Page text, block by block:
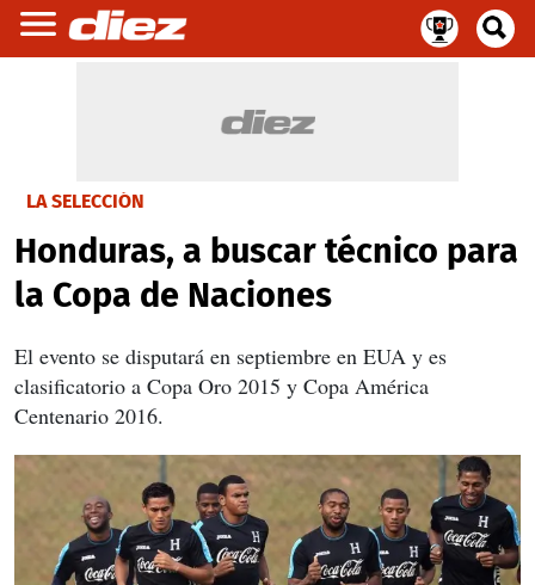
LA SELECCIÓN
Honduras, a buscar técnico para
la Copa de Naciones
El evento se disputará en septiembre en EUA y es
clasificatorio a Copa Oro 2015 y Copa América
Centenario 2016.